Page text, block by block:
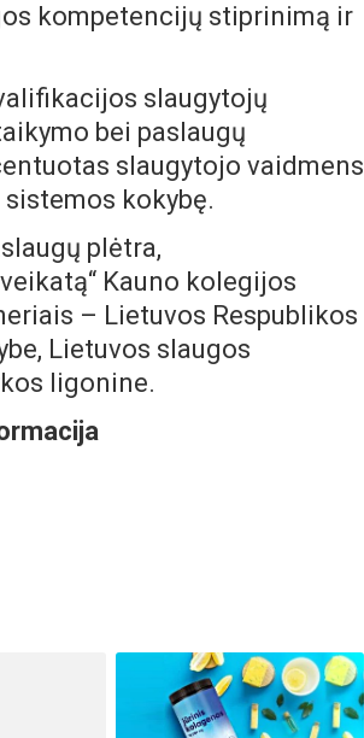
kompetencijų stiprinimą ir
slaugytojų
bei paslaugų
slaugytojo vaidmens
kokybę.
plėtra,
Kauno kolegijos
– Lietuvos Respublikos
Lietuvos slaugos
ligonine.